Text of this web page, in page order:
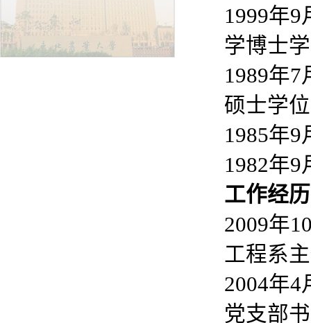
1999年
学博士
1989年
硕士学位
1985年
1982年
工作经
2009年
工程系
2004年4
党支部